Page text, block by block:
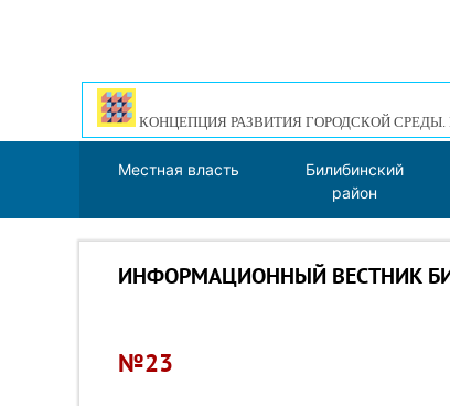
КОНЦЕПЦИЯ РАЗВИТИЯ ГОРОДСКОЙ
Местная власть
Билибинский
район
ИНФОРМАЦИОННЫЙ ВЕСТНИК
№23